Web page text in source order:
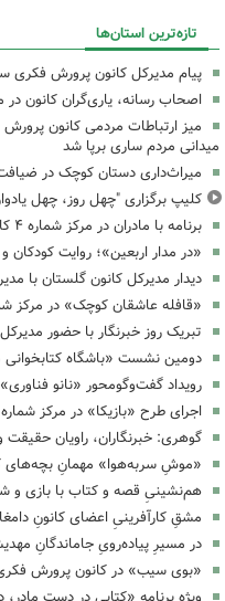
تازه‌ترین استان‌ها
پیام مدیرکل کانون پرورش فکری
اصحاب رسانه، یاری‌گران کانون
میز ارتباطات مردمی کانون
میدانی مردم ساری برپا شد
میراث‌داری دستان کوچک در
کلیپ برگزاری "چهل روز، چهل یادواره" در
برنامه با مادران در مرکز شماره ۴ کانون کرمانشاه اجرا شد
«در مدار اربعین»؛ روایت کودکان و
دیدار مدیرکل کانون گلستان با
«قافله عاشقان کوچک» در مرکز شماره ۲
تبریک روز خبرنگار با حضور
دومین نشست «باشگاه کتابخوانی
رویداد گفت‌وگومحور «نانو
اجرای طرح «بازیکا» در مرکز
گوهری: خبرنگاران، راویان
«موشِ سربه‌هوا» مهمانِ بچه‌های
هم‌نشینیِ قصه و کتاب با بازی و
مشقِ کارآفرینیِ اعضای کانونِ
در مسیرِ پیاده‌رویِ جاماندگانِ
«بوی سیب» در کانون پرورش